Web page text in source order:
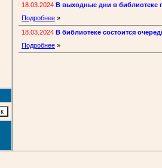
18.03.2024 В выходные дни в библиотеке
Подробнее »
18.03.2024 В библиотеке состоится
Подробнее »